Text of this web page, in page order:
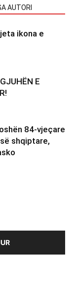
AUTORI
ikona e
E
84-vjeçare
shqiptare,